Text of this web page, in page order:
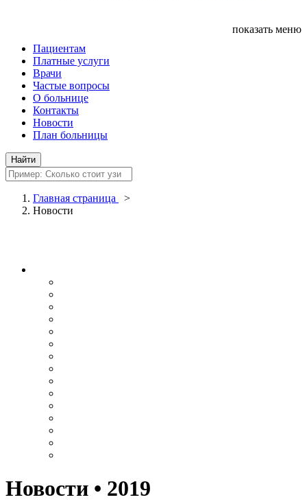
показать меню
Пациентам
Платные услуги
Врачи
Частые вопросы
О больнице
Контакты
Новости
План больницы
Главная страница
>
Новости
Новости • 2019